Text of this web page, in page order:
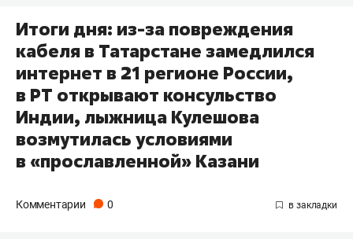
Итоги дня: из-за повреждения
кабеля в Татарстане замедлился
интернет в 21 регионе России,
в РТ открывают консульство
Индии, лыжница Кулешова
возмутилась условиями
в «прославленной» Казани
Комментарии 0